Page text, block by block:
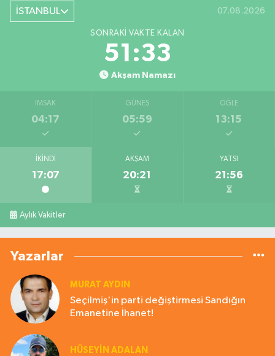
İSTANBUL 07.08.2026
SONRAKI VAKTE KALAN
51:32
Akşam Namazı
İMSAK
04:17
GÜNEŞ
05:59
ÖĞLE
13:15
İKINDI
17:07
AKŞAM
20:21
YATSI
21:56
Aylık Vakitler
Yazarlar
MURAT AYDIN
Seçilmiş'in parti değiştirmesi Sandığın
Emanetine İhanet!
HÜSEYIN ADALAN